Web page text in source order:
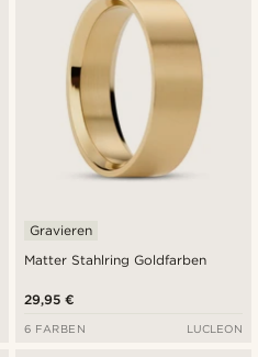
Matter Stahlring Goldfarben
Gravieren
29,95 €
6 FARBEN LUCLEON